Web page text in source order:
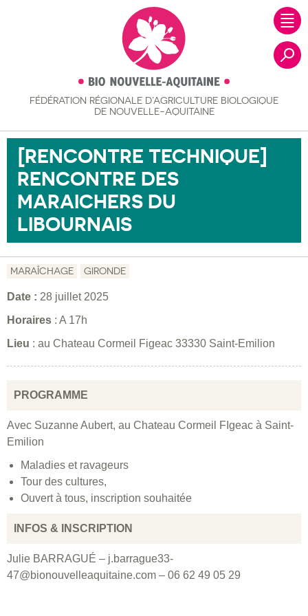
FÉDÉRATION RÉGIONALE D’AGRICULTURE BIOLOGIQUE
DE NOUVELLE-AQUITAINE
[RENCONTRE TECHNIQUE]
RENCONTRE DES
MARAICHERS DU
LIBOURNAIS
MARAÎCHAGE GIRONDE
Date : 28 juillet 2025
Horaires : A 17h
Lieu : au Chateau Cormeil Figeac 33330 Saint-Emilion
PROGRAMME
Avec Suzanne Aubert, au Chateau Cormeil FIgeac à Saint-
Emilion
Maladies et ravageurs
Tour des cultures,
Ouvert à tous, inscription souhaitée
INFOS & INSCRIPTION
Julie BARRAGUÉ – j.barrague33-
47@bionouvelleaquitaine.com – 06 62 49 05 29